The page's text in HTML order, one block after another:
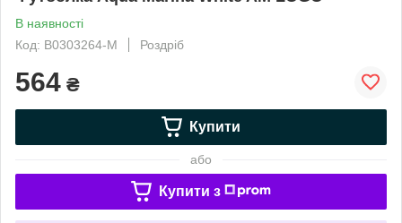
В наявності
Код: B0303264-M
Роздріб
564 ₴
Купити
або
Купити з